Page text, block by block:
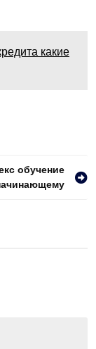
какие
обучение